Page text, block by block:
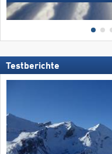
Testberichte